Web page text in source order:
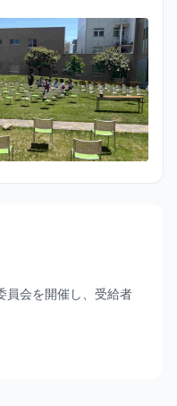
員会を開催し、受給者